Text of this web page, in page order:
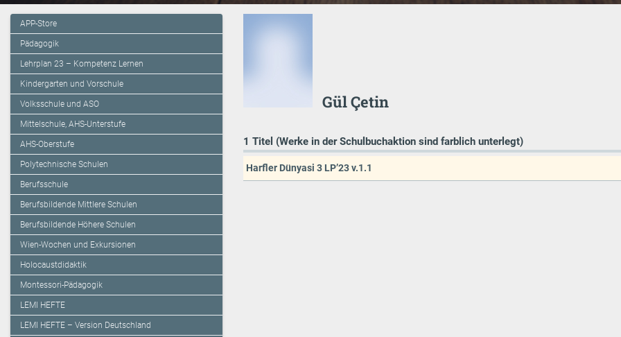
APP-Store
Pädagogik
Lehrplan 23 – Kompetenz Lernen
Kindergarten und Vorschule
Volksschule und ASO
Mittelschule, AHS-Unterstufe
AHS-Oberstufe
Polytechnische Schulen
Berufsschule
Berufsbildende Mittlere Schulen
Berufsbildende Höhere Schulen
Wien-Wochen und Exkursionen
Holocaustdidaktik
Montessori-Pädagogik
LEMI HEFTE
LEMI HEFTE – Version Deutschland
Gül Çetin
1 Titel (Werke in der Schulbuchaktion sind farblich unterlegt)
Harfler Dünyasi 3 LP’23 v.1.1